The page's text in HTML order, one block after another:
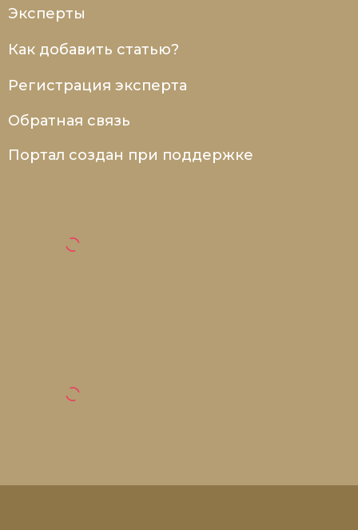
Эксперты
Как добавить статью?
Регистрация эксперта
Обратная связь
Портал создан при поддержке